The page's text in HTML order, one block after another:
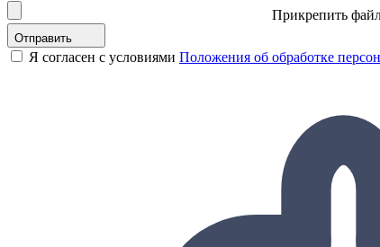
Прикрепить
Отправить
Я согласен с условиями Положения об обработке